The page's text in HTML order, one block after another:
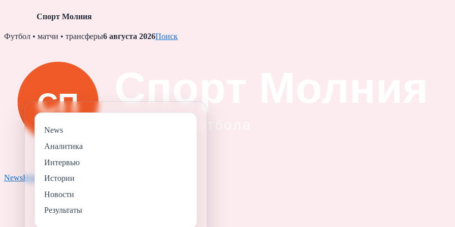
Спорт Молния
Skip
Футбол • матчи • трансферы6 августа 2026Поиск
NewsНовостиРезультаты
News
Аналитика
Интервью
Истории
Новости
Результаты